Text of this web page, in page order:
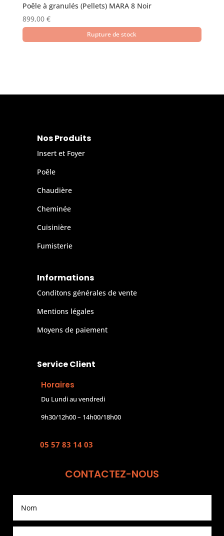
Poêle à granulés (Pellets) MARA 8 Noir
899,00 €
Rupture de stock
Nos Produits
Insert et Foyer
Poêle
Chaudière
Cheminée
Cuisinière
Fumisterie
Informations
Conditons générales de vente
Mentions légales
Moyens de paiement
Service Client
Horaires
Du Lundi au vendredi
9h30/12h00 – 14h00/18h00
05 57 83 14 03
CONTACTEZ-NOUS